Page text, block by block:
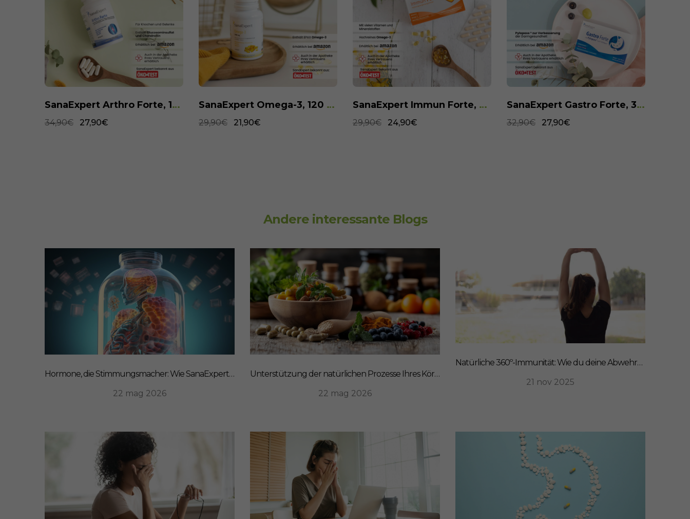
SanaExpert Omega-3, 120 Weichkapseln
29,90€ 21,90€
SanaExpert Immun Forte, 90 Kapseln
29,90€ 24,90€
SanaExpert Gastro Forte, 30 Kapseln
32,90€ 27,90€
SanaExpert Meno Forte, 60 Kapseln
34,90€ 24,90€
Andere interessante Blogs
Hormone, die Stimmungsmacher: Wie SanaExpert Gastro Forte Ihre Darm-Hirn-Verbindung unterstützt
22 mag 2026
Unterstützung der natürlichen Prozesse Ihres Körpers: Ein ganzheitlicher Ansatz für Ernährung
22 mag 2026
Natürliche 360º-Immunität: Wie du deine Abwehrkräfte von innen stärkst
21 nov 2025